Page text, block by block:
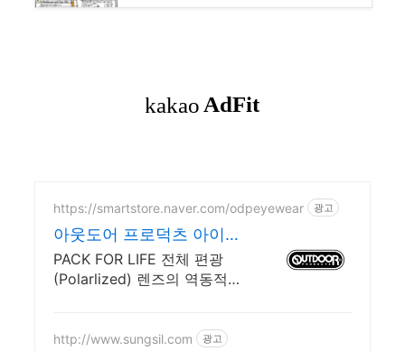
https://smartstore.naver.com/odpeyewear 광고
아웃도어 프로덕츠 아이웨
어
PACK FOR LIFE 전체 편광
(Polarlized) 렌즈의 역동적인
폰 받아가세요!
http://www.sungsil.com 광고